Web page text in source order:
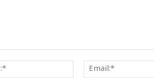
Name:*